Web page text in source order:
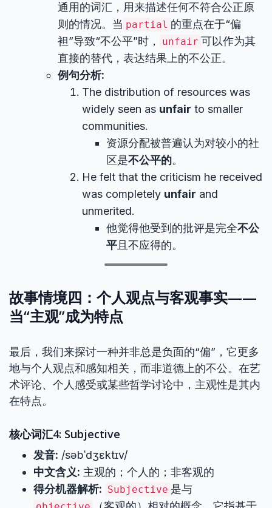
通用的词汇，用来描述任何不符合公正原
则的情况。当 partial 的重点在于“偏
袒”导致“不公平”时，
unfair 可以作为其
直接的替代，表达结果上的不公正。
例句分析:
The distribution of resources was
widely seen as unfair to smaller
communities.
资源分配被普遍认为对较小的社
区是不公平的。
He felt that the criticism he received
was completely unfair and
unmerited.
他觉得他受到的批评是完全不公
平 且不应得的。
故事情境四：个人观点与客观事实——
当“主观”成为特点
最后，我们来探讨一种并非总是负面的“偏”，它更多
地与个人观点和感知相关，而非道德上的不公。在艺
术评论、个人感受或某些哲学讨论中，主观性是其内
在特点。
核心词汇4: Subjective
发音: /səbˈdʒɛktɪv/
中文含义: 主观的；个人的；非客观的
得分机器解析: Subjective 是与